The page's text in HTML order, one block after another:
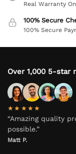
Real Warranty
100% Secure
100% Secure
Over 1,000 5-star
★★★★★
“Amazing quality
possible.”
Matt P.